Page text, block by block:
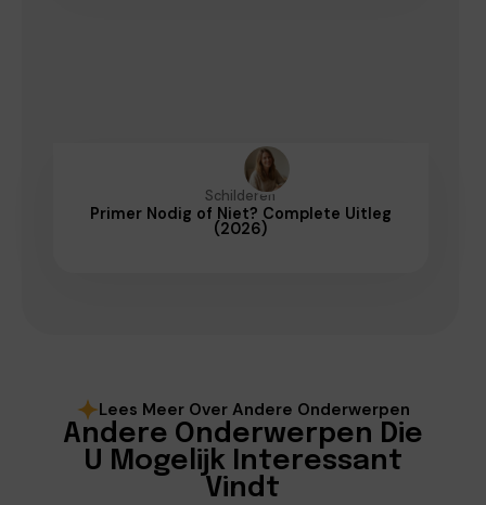
Schilderen
Primer Nodig of Niet? Complete Uitleg
(2026)
Lees Meer Over Andere Onderwerpen
Andere Onderwerpen Die
U Mogelijk Interessant
Vindt